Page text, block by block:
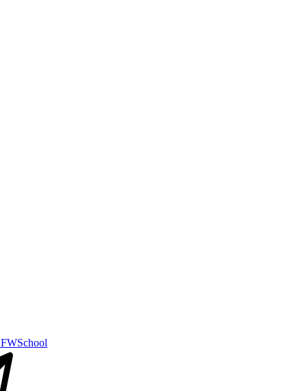
FWSchool